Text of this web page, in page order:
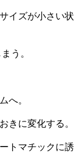
イズが小さい状
う。
へ。
きに変化する。
トマチックに誘